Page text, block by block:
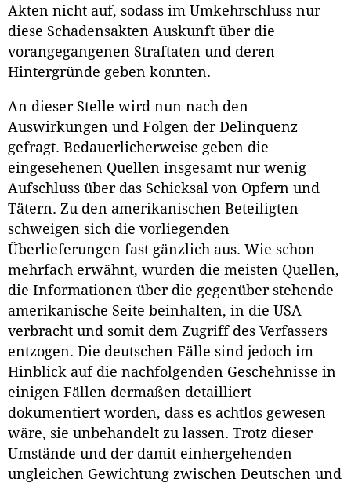
Akten nicht auf, sodass im Umkehrschluss nur
diese Schadensakten Auskunft über die
vorangegangenen Straftaten und deren
Hintergründe geben konnten.
An dieser Stelle wird nun nach den
Auswirkungen und Folgen der Delinquenz
gefragt. Bedauerlicherweise geben die
eingesehenen Quellen insgesamt nur wenig
Aufschluss über das Schicksal von Opfern und
Tätern. Zu den amerikanischen Beteiligten
schweigen sich die vorliegenden
Überlieferungen fast gänzlich aus. Wie schon
mehrfach erwähnt, wurden die meisten Quellen,
die Informationen über die gegenüber stehende
amerikanische Seite beinhalten, in die USA
verbracht und somit dem Zugriff des Verfassers
entzogen. Die deutschen Fälle sind jedoch im
Hinblick auf die nachfolgenden Geschehnisse in
einigen Fällen dermaßen detailliert
dokumentiert worden, dass es achtlos gewesen
wäre, sie unbehandelt zu lassen. Trotz dieser
Umstände und der damit einhergehenden
ungleichen Gewichtung zwischen Deutschen und